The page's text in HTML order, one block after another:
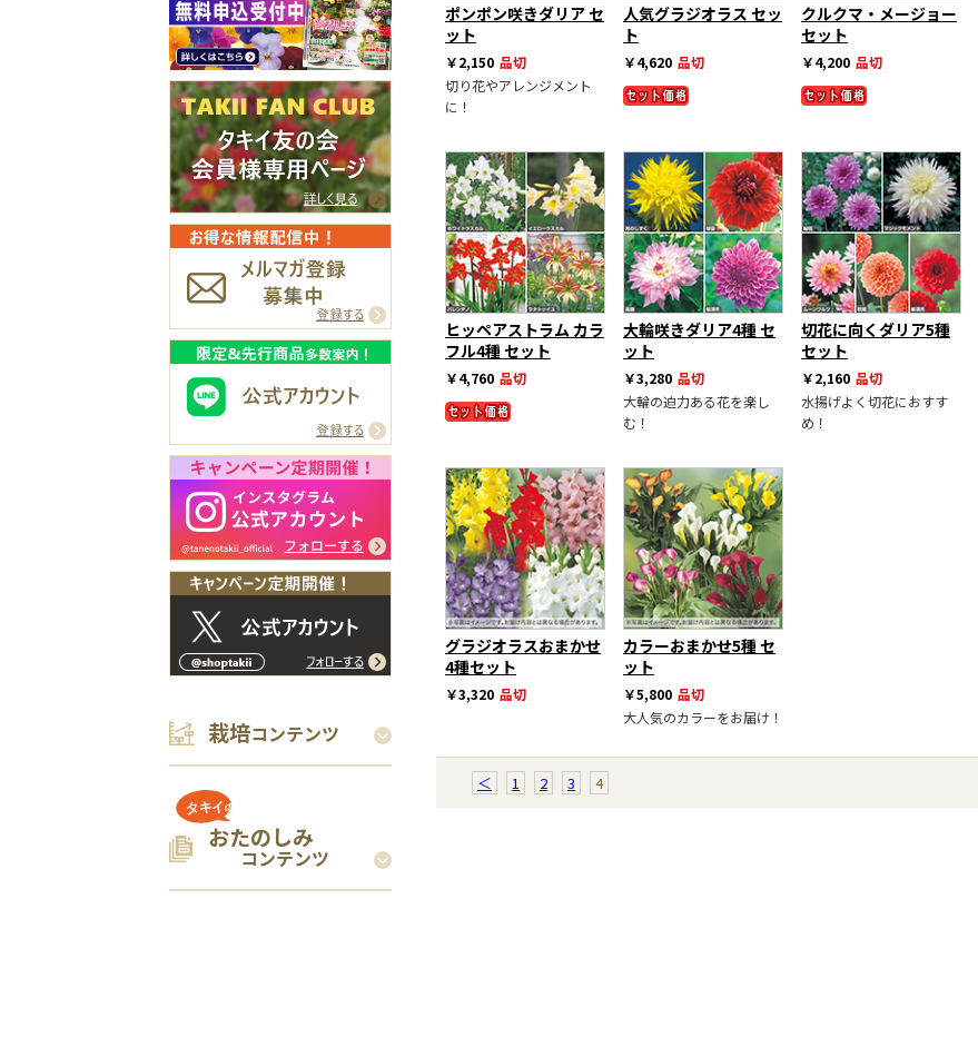
栽培コンテンツ
おたのしみ
コンテンツ
ポンポン咲きダリア セ
ット
￥2,150 品切
切り花やアレンジメント
に！
人気グラジオラス セッ
ト
￥4,620 品切
クルクマ・メージョー
セット
￥4,200 品切
ヒッペアストラム カラ
フル4種 セット
￥4,760 品切
大輪咲きダリア4種 セ
ット
￥3,280 品切
大輪の迫力ある花を楽し
む！
切花に向くダリア5種
セット
￥2,160 品切
水揚げよく切花におすす
め！
グラジオラスおまかせ
4種セット
￥3,320 品切
カラーおまかせ5種 セ
ット
￥5,800 品切
大人気のカラーをお届け！
＜ 1 2 3 4